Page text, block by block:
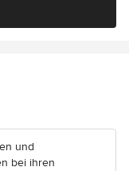
und
bei ihren